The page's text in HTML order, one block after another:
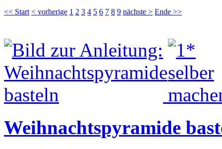
<< Start < vorherige 1 2 3 4 5 6 7 8 9 nächste > Ende >>
Weihnachtspyramide